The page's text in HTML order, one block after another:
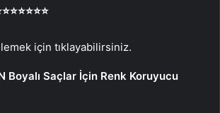
için tıklayabilirsiniz.
Boyalı Saçlar İçin Renk Koruyucu